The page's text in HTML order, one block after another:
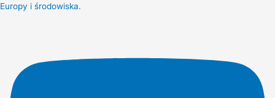
Europy i środowiska.